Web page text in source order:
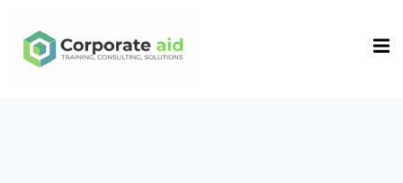
Sign in